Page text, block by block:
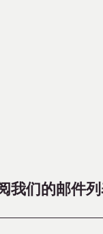
我们的邮件